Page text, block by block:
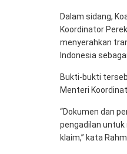
Dalam sidang,
Koordinator
menyerahkan
Indonesia
Bukti-bukti
Menteri
“Dokumen dan
pengadilan
klaim,” kata